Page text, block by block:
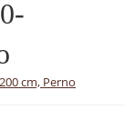
cm, Perno